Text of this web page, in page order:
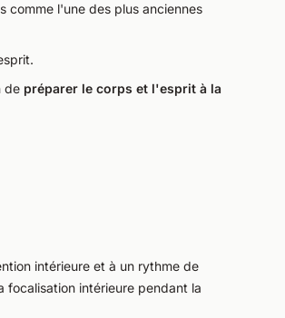
comme l'une des plus anciennes
de préparer le corps et l'esprit à la
intérieure et à un rythme de
focalisation intérieure pendant la